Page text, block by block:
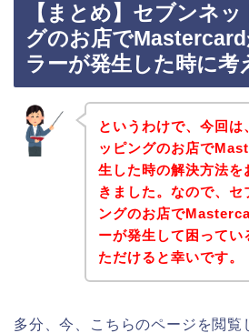
【まとめ】セブンネ
グのお店で
ラーが発生した時に考
というわけで、今回は
ッピングのお店で
生した時の解決方法を
きました。なので、
ングのお店で
ーが発生して困ってい
ただけると幸いです。
多分、今、こちらのページを閲覧